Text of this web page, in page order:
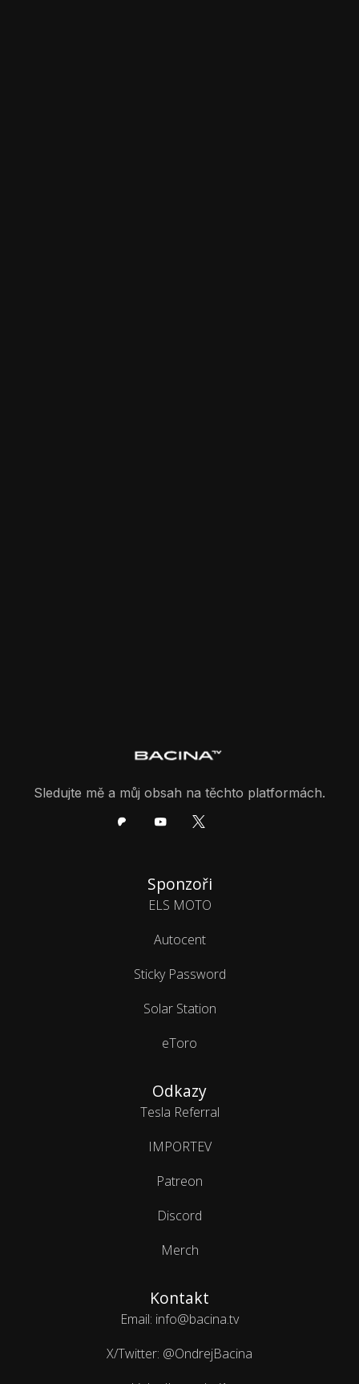
Sledujte mě a můj obsah na těchto platformách.
Sponzoři
ELS MOTO
Autocent
Sticky Password
Solar Station
eToro
Odkazy
Tesla Referral
IMPORTEV
Patreon
Discord
Merch
Kontakt
Email: info@bacina.tv
X/Twitter: @OndrejBacina